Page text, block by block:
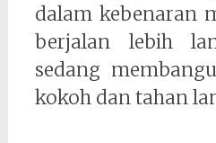
dalam kebenaran
berjalan lebih
sedang
kokoh dan tahan